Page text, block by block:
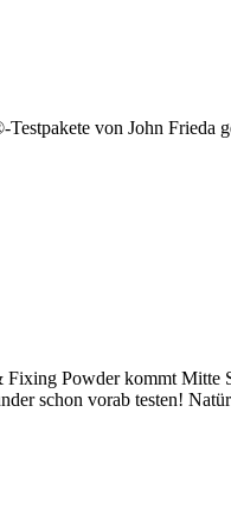
von John Frieda
Powder kommt Mitte
schon vorab testen!